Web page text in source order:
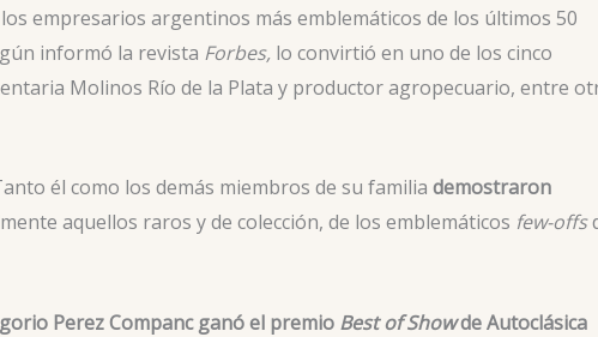
empresarios argentinos más emblemáticos de los últimos 50
informó la revista Forbes, lo convirtió en uno de los cinco
Molinos Río de la Plata y productor agropecuario, entre
él como los demás miembros de su familia demostraron
aquellos raros y de colección, de los emblemáticos few-offs
Perez Companc ganó el premio Best of Showde Autoclásica